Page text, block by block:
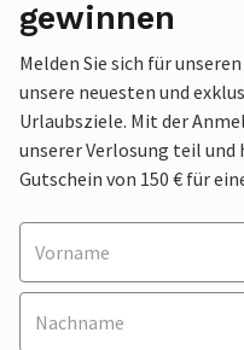
gewinnen
Melden Sie sich für
unsere neuesten und
Urlaubsziele. Mit der
unserer Verlosung teil und
Gutschein von 150 € für